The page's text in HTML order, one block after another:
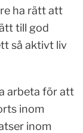
ha rätt att
till god
så aktivt liv
arbeta för att
inom
inom